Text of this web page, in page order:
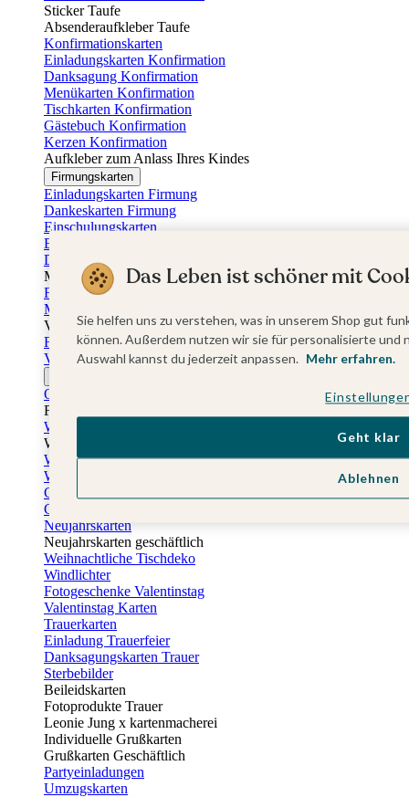
Sticker Taufe
Absenderaufkleber Taufe
Konfirmationskarten
Einladungskarten Konfirmation
Danksagung Konfirmation
Menükarten Konfirmation
Tischkarten Konfirmation
Gästebuch Konfirmation
Kerzen Konfirmation
Aufkleber zum Anlass Ihres Kindes
Firmungskarten
Einladungskarten Firmung
Dankeskarten Firmung
Einschulungskarten
Einladungskarten Einschulung
Danksagung Einschulung
Muttertag
Fotogeschenke Muttertag
Muttertagskarten
Vatertag
Fotogeschenke Vatertag
Vatertagskarten
Osterkarten
Fotogeschenke zu Ostern
Weihnachtskarten
Weihnachtskarten selbst gestalten
Weihnachtskarten geschäftlich
Weihnachtsfeier Einladungen
Geschenkaufkleber Weihnachten
Geschenkanhänger Weihnachten
Neujahrskarten
Neujahrskarten geschäftlich
Weihnachtliche Tischdeko
Windlichter
Fotogeschenke Valentinstag
Valentinstag Karten
Trauerkarten
Einladung Trauerfeier
Danksagungskarten Trauer
Sterbebilder
Beileidskarten
Fotoprodukte Trauer
Leonie Jung x kartenmacherei
Individuelle Grußkarten
Grußkarten Geschäftlich
Partyeinladungen
Umzugskarten
Das Leben ist schöner mit
Sie helfen uns zu verstehen, was in unserem Shop gut
können. Außerdem nutzen wir sie für personalisierte
Auswahl kannst du jederzeit anpassen. Mehr erfahren.
Ablehnen
Geht klar